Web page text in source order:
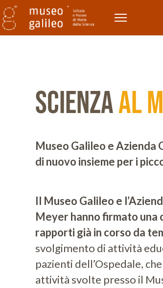
Scienzaal
Museo Galileo e
di nuovo insieme per i
Il Museo Galileo e
Meyer hanno firmato una
rapporti già in corso da
svolgimento di attività
pazienti dell’Ospedale,
attività svolte presso il